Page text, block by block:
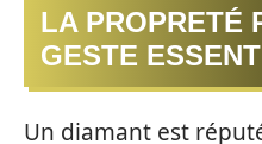
LA PROPRETÉ
GESTE
Un diamant est